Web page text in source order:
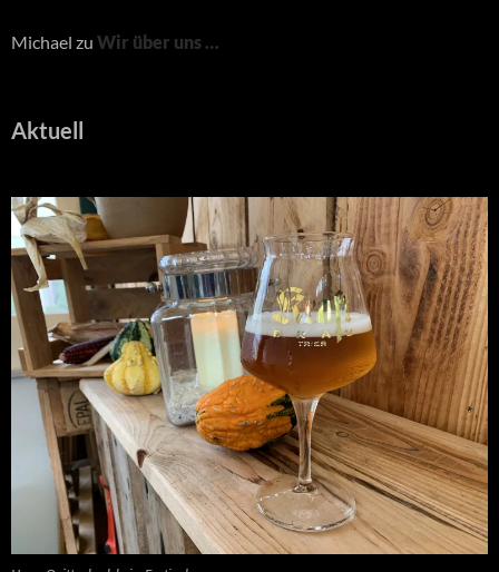
Michael zu Wir über uns …
Aktuell